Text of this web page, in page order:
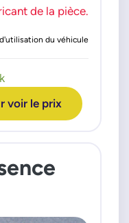
voir le prix
de la pièce.
du véhicule